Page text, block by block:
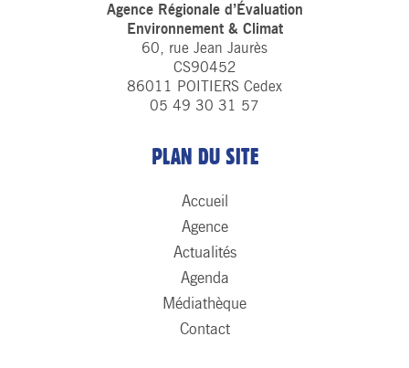
Agence Régionale d’Évaluation
Environnement & Climat
60, rue Jean Jaurès
CS90452
86011 POITIERS Cedex
05 49 30 31 57
PLAN DU SITE
Accueil
Agence
Actualités
Agenda
Médiathèque
Contact